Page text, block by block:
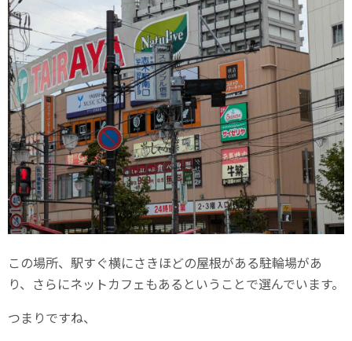
この場所、駅すぐ横にさきほどの屋根がある駐輪場があ
り、さらにネットカフェもあるということで選んでいます。
つまりですね、